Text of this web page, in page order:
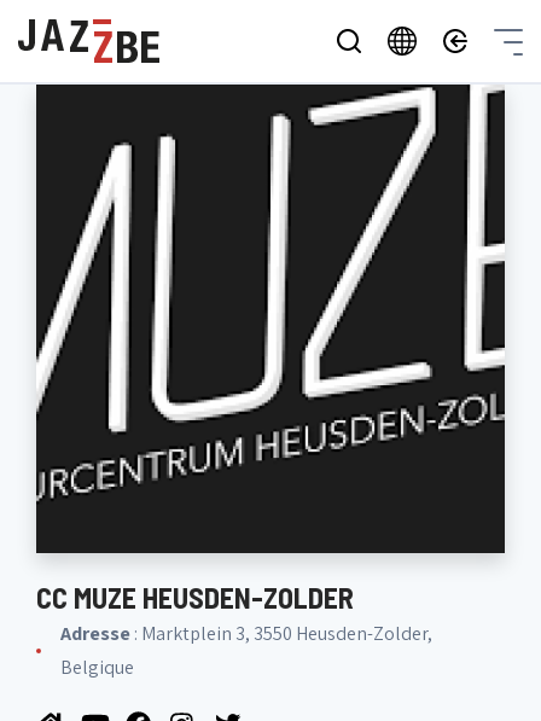
CC MUZE HEUSDEN-ZOLDER
Adresse: Marktplein 3, 3550 Heusden-Zolder,
Belgique